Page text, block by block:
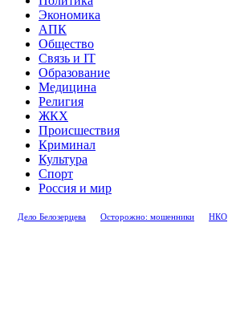
Экономика
АПК
Общество
Связь и IT
Образование
Медицина
Религия
ЖКХ
Происшествия
Криминал
Культура
Спорт
Россия и мир
Дело Белозерцева Осторожно: мошенники НКО